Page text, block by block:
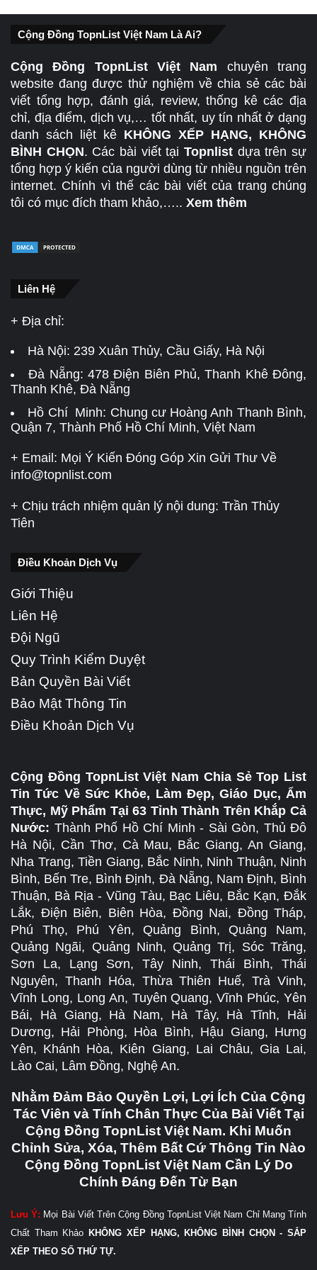
Cộng Đồng TopnList Việt Nam Là Ai?
Cộng Đồng TopnList Việt Nam chuyên trang
website đang được thử nghiệm về chia sẻ các bài
viết tổng hợp, đánh giá, review, thống kê các địa
chỉ, địa điểm, dịch vụ,… tốt nhất, uy tín nhất ở dạng
danh sách liệt kê KHÔNG XẾP HẠNG, KHÔNG
BÌNH CHỌN. Các bài viết tạiTopnlist dựa trên sự
tổng hợp ý kiến của người dùng từ nhiều nguồn trên
internet. Chính vì thế các bài viết của trang chúng
tôi có mục đích tham khảo,….. Xem thêm
Liên Hệ
+ Địa chỉ:
Hà Nội: 239 Xuân Thủy, Cầu Giấy, Hà Nội
Đà Nẵng:478 Điện Biên Phủ, Thanh Khê Đông,
Thanh Khê, Đà Nẵng
Hồ Chí Minh: Chung cư Hoàng Anh Thanh Bình,
Quận 7, Thành Phố Hồ Chí Minh, Việt Nam
+ Email: Mọi Ý Kiến Đóng Góp Xin Gửi Thư Về
info@topnlist.com
+ Chịu trách nhiệm quản lý nội dung: Trần Thủy
Tiên
Điều Khoản Dịch Vụ
Giới Thiệu
Liên Hệ
Đội Ngũ
Quy Trình Kiểm Duyệt
Bản Quyền Bài Viết
Bảo Mật Thông Tin
Điều Khoản Dịch Vụ
Cộng Đồng TopnList Việt Nam Chia Sẻ Top List
Tin Tức Về Sức Khỏe, Làm Đẹp, Giáo Dục, Ẩm
Thực, Mỹ Phẩm Tại 63 Tỉnh Thành Trên Khắp Cả
Nước: Thành Phố Hồ Chí Minh - Sài Gòn, Thủ Đô
Hà Nội, Cần Thơ, Cà Mau, Bắc Giang, An Giang,
Nha Trang, Tiền Giang, Bắc Ninh, Ninh Thuận, Ninh
Bình, Bến Tre, Bình Định, Đà Nẵng, Nam Định, Bình
Thuận, Bà Rịa - Vũng Tàu, Bạc Liêu, Bắc Kạn, Đắk
Lắk, Điện Biên, Biên Hòa, Đồng Nai, Đồng Tháp,
Phú Thọ, Phú Yên, Quảng Bình, Quảng Nam,
Quảng Ngãi, Quảng Ninh, Quảng Trị, Sóc Trăng,
Sơn La, Lạng Sơn, Tây Ninh, Thái Bình, Thái
Nguyên, Thanh Hóa, Thừa Thiên Huế, Trà Vinh,
Vĩnh Long, Long An, Tuyên Quang, Vĩnh Phúc, Yên
Bái, Hà Giang, Hà Nam, Hà Tây, Hà Tĩnh, Hải
Dương, Hải Phòng, Hòa Bình, Hậu Giang, Hưng
Yên, Khánh Hòa, Kiên Giang, Lai Châu, Gia Lai,
Lào Cai, Lâm Đồng, Nghệ An.
Nhằm Đảm Bảo Quyền Lợi, Lợi Ích Của Cộng
Tác Viên và Tính Chân Thực Của Bài Viết Tại
Cộng Đồng TopnList Việt Nam. Khi Muốn
Chỉnh Sửa, Xóa, Thêm Bất Cứ Thông Tin Nào
Cộng Đồng TopnList Việt Nam Cần Lý Do
Chính Đáng Đến Từ Bạn
Lưu Ý: Mọi Bài Viết Trên Cộng Đồng TopnList Việt Nam Chỉ Mang Tính
Chất Tham Khảo KHÔNG XẾP HẠNG, KHÔNG BÌNH CHỌN - SẮP
XẾP THEO SỐ THỨ TỰ.